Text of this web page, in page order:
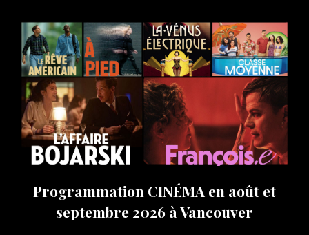
Programmation CINÉMA en août et
septembre 2026 à Vancouver